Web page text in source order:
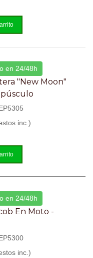
en 24/48h
"New Moon"
inc.)
en 24/48h
En Moto -
inc.)